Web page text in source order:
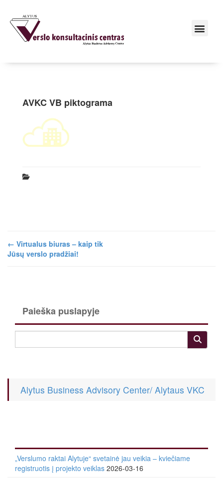
AVKC VB piktograma
← Virtualus biuras – kaip tik
Jūsų verslo pradžiai!
Paieška puslapyje
Alytus Business Advisory Center/ Alytaus VKC
„Verslumo raktai Alytuje“ svetainė jau veikia – kviečiame
registruotis į projekto veiklas 2026-03-16